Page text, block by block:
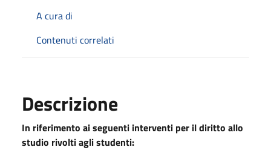
A cura di
Contenuti correlati
Descrizione
In riferimento ai seguenti interventi per il diritto allo
studio rivolti agli studenti: